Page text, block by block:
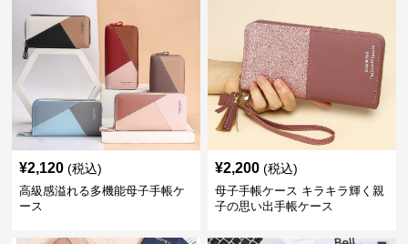
¥2,120 (税込)
高級感溢れる多機能母子手帳ケ
ース
¥2,200 (税込)
母子手帳ケース キラキラ輝く親
子の思い出手帳ケース